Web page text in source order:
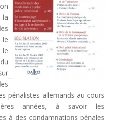
le
le
pénalistes allemands au cours
années, à savoir les
à des condamnations pénales